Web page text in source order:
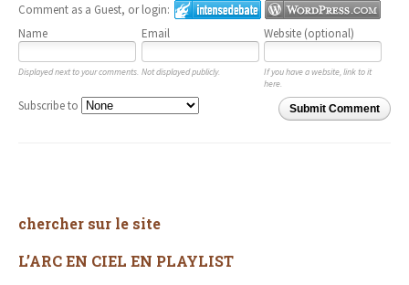
Comment as a Guest, or login:
Name
Email Website (optional)
Displayed next to your comments. Not displayed publicly.
If you have a website, link to it
here.
Submit Comment
Subscribe to
chercher sur le site
L’ARC EN CIEL EN PLAYLIST